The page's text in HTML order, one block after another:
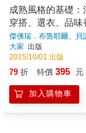
成熟風格的基礎：
穿搭、選衣、品味
傑佛瑞．布魯耶爾、貝
大家 出版
2015/10/01 出版
79 折 特價 395 元
加入購物車